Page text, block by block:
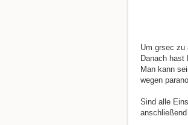
Um grsec zu
Danach hast
Man kann
wegen
Sind alle